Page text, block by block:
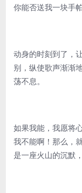
你能否送我一块手
动身的时刻到了，
别，纵使歌声渐渐
荡不息。
如果我能，我愿将
我不能啊！那么，
是一座火山的沉默